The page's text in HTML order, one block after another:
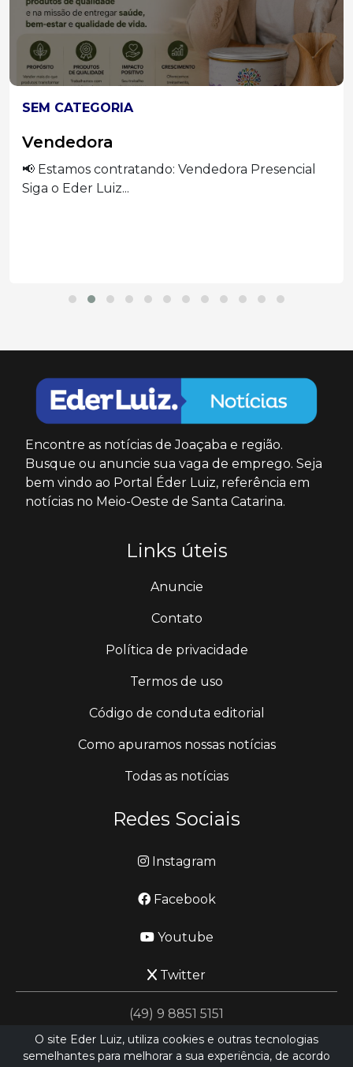
SEM CATEGORIA
Vendedora
📢 Estamos contratando: Vendedora Presencial
Siga o Eder Luiz...
Encontre as notícias de Joaçaba e região.
Busque ou anuncie sua vaga de emprego. Seja
bem vindo ao Portal Éder Luiz, referência em
notícias no Meio-Oeste de Santa Catarina.
Links úteis
Anuncie
Contato
Política de privacidade
Termos de uso
Código de conduta editorial
Como apuramos nossas notícias
Todas as notícias
Redes Sociais
Instagram
Facebook
Youtube
Twitter
(49) 9 8851 5151
jornalismo@ederluiz.com.vc
O site Eder Luiz, utiliza cookies e outras tecnologias
semelhantes para melhorar a sua experiência, de acordo